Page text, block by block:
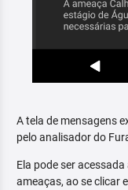
A tela de mensagens
pelo analisador do
Ela pode ser
ameaças, ao se clicar